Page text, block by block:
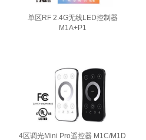
单区RF 2.4G无线LED控制器
M1A+P1
4区调光Mini Pro遥控器 M1C/M1D